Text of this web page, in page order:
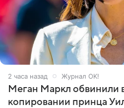
2 часа назад Журнал OK!
Меган Маркл обвинили
копировании принца